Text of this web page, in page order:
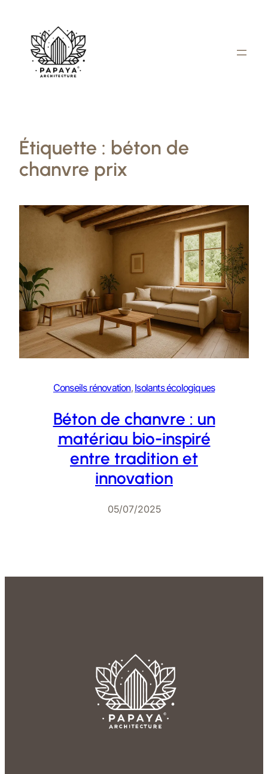
contenu
Étiquette : béton de
chanvre prix
Conseils rénovation, Isolants écologiques
Béton de chanvre : un
matériau bio-inspiré
entre tradition et
innovation
05/07/2025